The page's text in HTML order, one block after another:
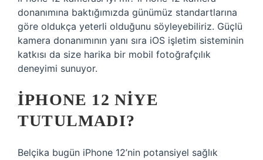
donanımına baktığımızda günümüz standartlarına
göre oldukça yeterli olduğunu söyleyebiliriz. Güçlü
kamera donanımının yanı sıra iOS işletim sisteminin
katkısı da size harika bir mobil fotoğrafçılık
deneyimi sunuyor.
IPHONE 12 NIYE
TUTULMADI?
Belçika bugün iPhone 12’nin potansiyel sağlık